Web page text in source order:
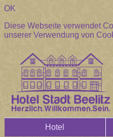
OK
Diese Webseite verwendet
unserer Verwendung von
Hotel